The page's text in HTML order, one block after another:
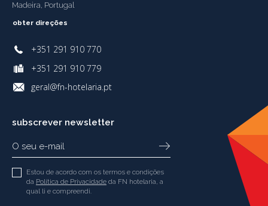
Madeira, Portugal
obter direções
+351 291 910 770
+351 291 910 779
geral@fn-hotelaria.pt
subscrever newsletter
Estou de acordo com os termos e condições
da Política de Privacidade da FN hotelaria, a
qual li e compreendi.